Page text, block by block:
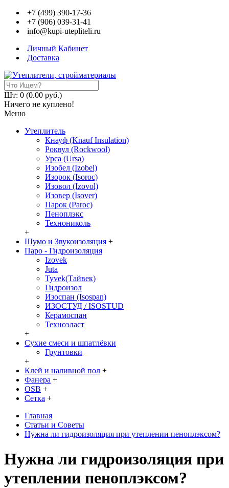
+7 (499) 390-17-36
+7 (906) 039-31-41
info@kupi-utepliteli.ru
Личный Кабинет
Доставка
Шт: 0 (0.00 руб.)
Ничего не куплено!
Меню
Утеплитель
Кнауф (Knauf Insulation)
Роквул (Rockwool)
Урса (Ursa)
Изобел (Izobel)
Изорок (Isoroc)
Изовол (Izovol)
Изовер (Isover)
Парок (Paroс)
Пеноплэкс
Технониколь
+
Шумо и Звукоизоляция +
Паро - Гидроизоляция
Izovek
Juta
Tyvek(Тайвек)
Гидроизол
Изоспан (Isospan)
ИЗОСТУД / ISOSTUD
Керамоспан
Техноэласт
+
Сухие смеси и шпатлёвки
Грунтовки
+
Клей и наливной пол +
Фанера +
OSB +
Сетка +
Главная
Статьи и Советы
Нужна ли гидроизоляция при утеплении пеноплэксом?
Нужна ли гидроизоляция при
утеплении пеноплэксом?